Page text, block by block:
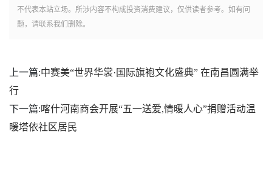
不代表本站立场。所涉内容不构成投资消费建议，仅供读者参考。如有问
题，请联系我们删除。
上一篇:中赛美“世界华裳·国际旗袍文化盛典” 在南昌圆满举
行
下一篇:喀什河南商会开展“五一送爱,情暖人心”捐赠活动温
暖塔依社区居民